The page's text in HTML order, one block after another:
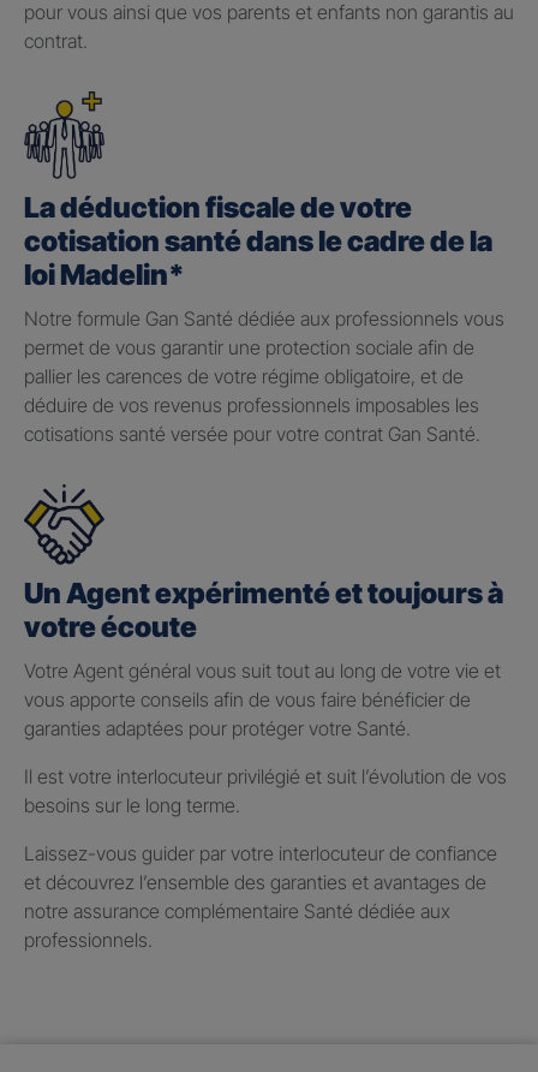
pour vous ainsi que vos parents et enfants non garantis au
contrat.
La déduction fiscale de votre
cotisation santé dans le cadre de la
loi Madelin*
Notre formule Gan Santé dédiée aux professionnels vous
permet de vous garantir une protection sociale afin de
pallier les carences de votre régime obligatoire, et de
déduire de vos revenus professionnels imposables les
cotisations santé versée pour votre contrat Gan Santé.
Un Agent expérimenté et toujours à
votre écoute
Votre Agent général vous suit tout au long de votre vie et
vous apporte conseils afin de vous faire bénéficier de
garanties adaptées pour protéger votre Santé.
Il est votre interlocuteur privilégié et suit l’évolution de vos
besoins sur le long terme.
Laissez-vous guider par votre interlocuteur de confiance
et découvrez l’ensemble des garanties et avantages de
notre assurance complémentaire Santé dédiée aux
professionnels.